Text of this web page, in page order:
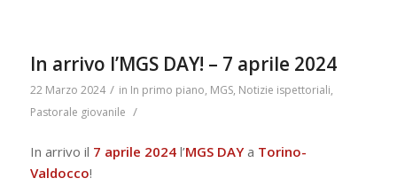
In arrivo l’MGS DAY! – 7 aprile 2024
22 Marzo 2024 / in In primo piano, MGS, Notizie ispettoriali,
Pastorale giovanile /
In arrivo il 7 aprile 2024l’MGS DAYa Torino-
Valdocco!